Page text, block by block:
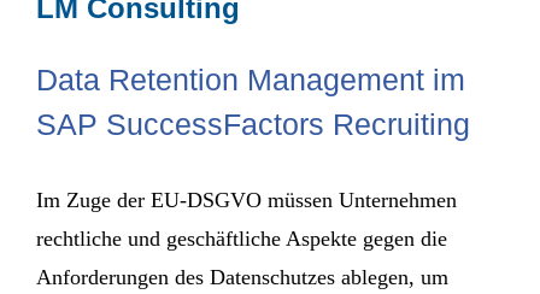
Data Retention Management im
SAP SuccessFactors Recruiting
Im Zuge der EU-DSGVO müssen Unternehmen
rechtliche und geschäftliche Aspekte gegen die
Anforderungen des Datenschutzes ablegen, um